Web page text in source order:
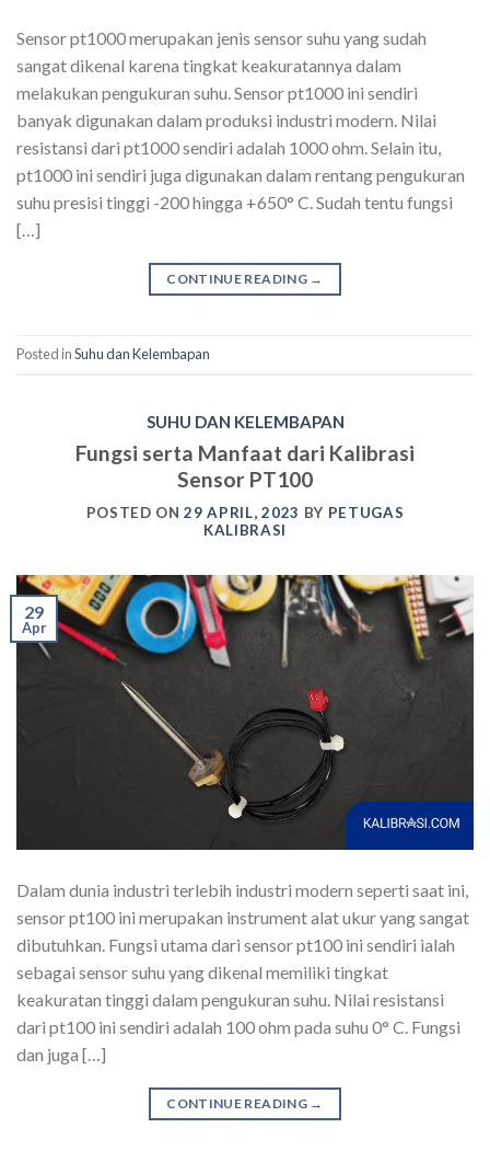
Sensor pt1000 merupakan jenis sensor suhu yang sudah
sangat dikenal karena tingkat keakuratannya dalam
melakukan pengukuran suhu. Sensor pt1000 ini sendiri
banyak digunakan dalam produksi industri modern. Nilai
resistansi dari pt1000 sendiri adalah 1000 ohm. Selain itu,
pt1000 ini sendiri juga digunakan dalam rentang pengukuran
suhu presisi tinggi -200 hingga +650° C. Sudah tentu fungsi
[…]
CONTINUE READING →
Posted inSuhu dan Kelembapan
SUHU DAN KELEMBAPAN
Fungsi serta Manfaat dari Kalibrasi
Sensor PT100
POSTED ON29 APRIL, 2023 BY PETUGAS
KALIBRASI
29
Apr
Dalam dunia industri terlebih industri modern seperti saat ini,
sensor pt100 ini merupakan instrument alat ukur yang sangat
dibutuhkan. Fungsi utama dari sensor pt100 ini sendiri ialah
sebagai sensor suhu yang dikenal memiliki tingkat
keakuratan tinggi dalam pengukuran suhu. Nilai resistansi
dari pt100 ini sendiri adalah 100 ohm pada suhu 0° C. Fungsi
dan juga […]
CONTINUE READING →